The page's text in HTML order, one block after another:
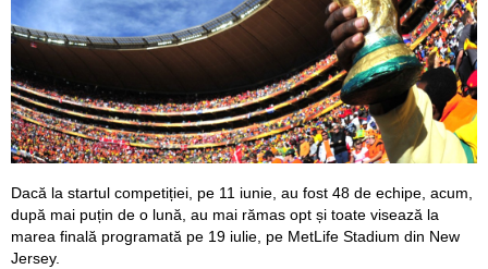
Dacă la startul competiției, pe 11 iunie, au fost 48 de echipe, acum,
după mai puțin de o lună, au mai rămas opt și toate visează la
marea finală programată pe 19 iulie, pe MetLife Stadium din New
Jersey.